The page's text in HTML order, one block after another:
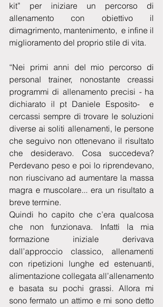
kit” per iniziare un percorso di
allenamento con obiettivo il
dimagrimento, mantenimento,  e infine il
miglioramento del proprio stile di vita.
“Nei primi anni del mio percorso di
personal trainer, nonostante creassi
programmi di allenamento precisi - ha
dichiarato il pt Daniele Esposito-  e
cercassi sempre di trovare le soluzioni
diverse ai soliti allenamenti, le persone
che seguivo non ottenevano il risultato
che desideravo. Cosa succedeva?
Perdevano peso e poi lo riprendevano,
non riuscivano ad aumentare la massa
magra e muscolare... era un risultato a
breve termine.
Quindi ho capito che c’era qualcosa
che non funzionava. Infatti la mia
formazione iniziale derivava
dall’approccio classico, allenamenti
con ripetizioni lunghe ed estenuanti,
alimentazione collegata all’allenamento
e basata su pochi grassi. Allora mi
sono fermato un attimo e mi sono detto